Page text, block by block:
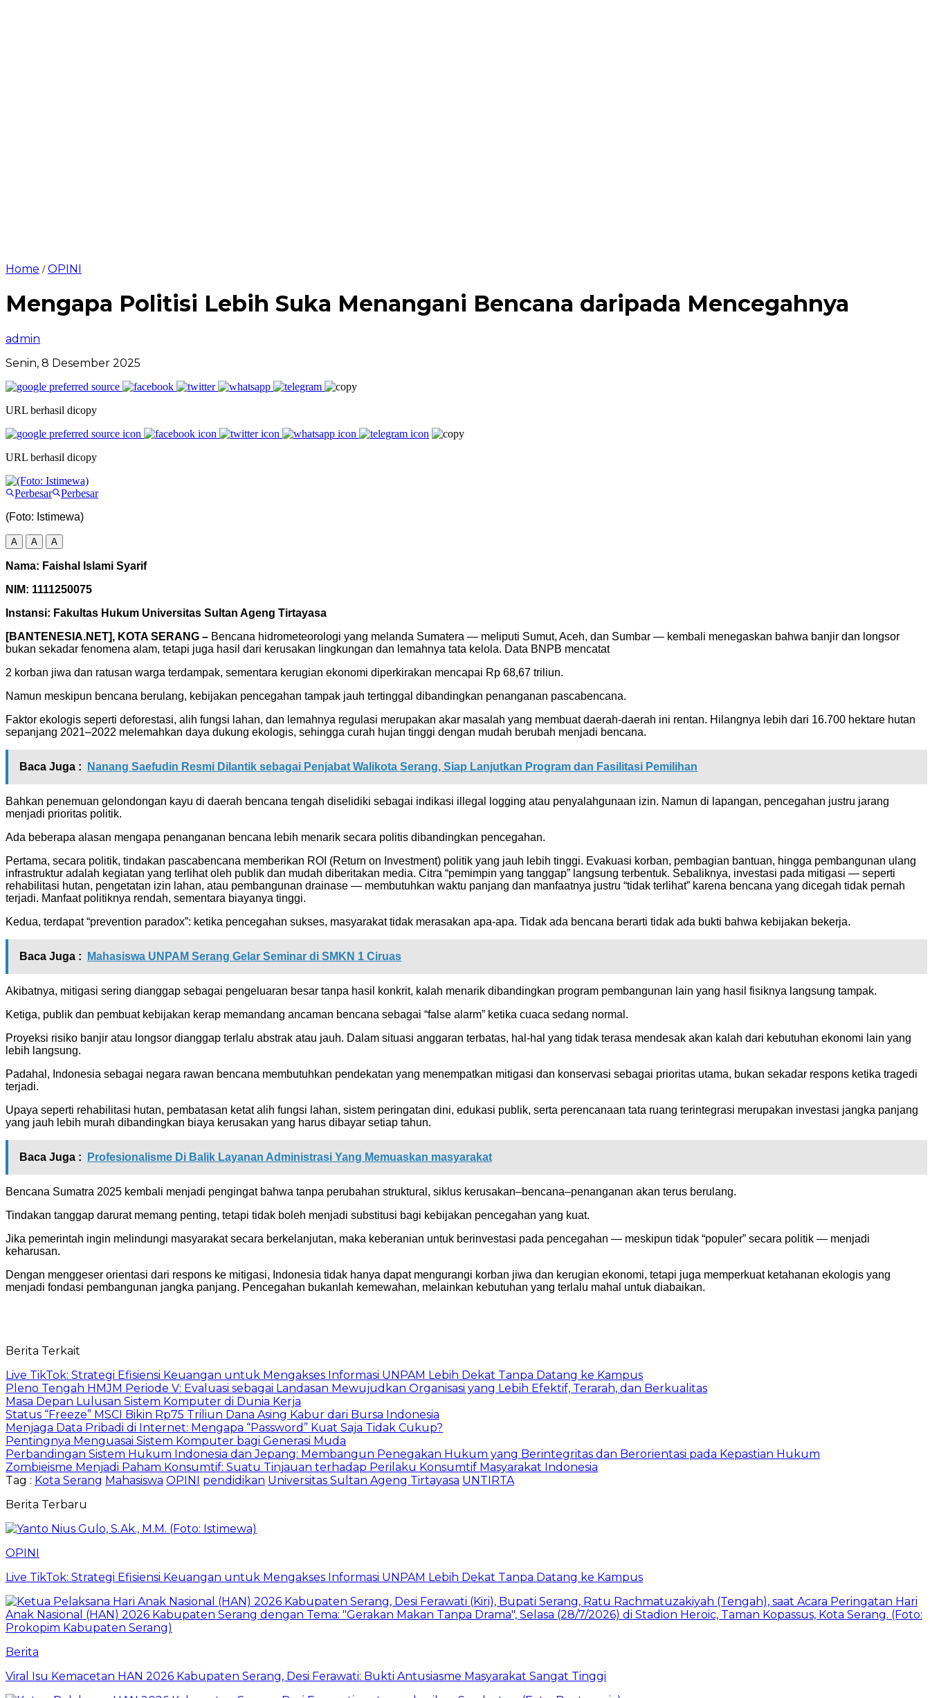
Home /OPINI
Mengapa Politisi Lebih Suka Menangani Bencana daripada Mencegahnya
admin
Senin, 8 Desember 2025
URL berhasil dicopy
URL berhasil dicopy
Perbesar
Perbesar
(Foto: Istimewa)
A A A
Nama: Faishal Islami Syarif
NIM: 1111250075
Instansi: Fakultas Hukum Universitas Sultan Ageng Tirtayasa
[BANTENESIA.NET], KOTA SERANG – Bencana hidrometeorologi yang melanda Sumatera — meliputi Sumut, Aceh, dan Sumbar — kembali menegaskan bahwa banjir dan longsor
bukan sekadar fenomena alam, tetapi juga hasil dari kerusakan lingkungan dan lemahnya tata kelola. Data BNPB mencatat
2 korban jiwa dan ratusan warga terdampak, sementara kerugian ekonomi diperkirakan mencapai Rp 68,67 triliun.
Namun meskipun bencana berulang, kebijakan pencegahan tampak jauh tertinggal dibandingkan penanganan pascabencana.
Faktor ekologis seperti deforestasi, alih fungsi lahan, dan lemahnya regulasi merupakan akar masalah yang membuat daerah-daerah ini rentan. Hilangnya lebih dari 16.700 hektare hutan
sepanjang 2021–2022 melemahkan daya dukung ekologis, sehingga curah hujan tinggi dengan mudah berubah menjadi bencana.
Baca Juga : Nanang Saefudin Resmi Dilantik sebagai Penjabat Walikota Serang, Siap Lanjutkan Program dan Fasilitasi Pemilihan
Bahkan penemuan gelondongan kayu di daerah bencana tengah diselidiki sebagai indikasi illegal logging atau penyalahgunaan izin. Namun di lapangan, pencegahan justru jarang
menjadi prioritas politik.
Ada beberapa alasan mengapa penanganan bencana lebih menarik secara politis dibandingkan pencegahan.
Pertama, secara politik, tindakan pascabencana memberikan ROI (Return on Investment) politik yang jauh lebih tinggi. Evakuasi korban, pembagian bantuan, hingga pembangunan ulang
infrastruktur adalah kegiatan yang terlihat oleh publik dan mudah diberitakan media. Citra “pemimpin yang tanggap” langsung terbentuk. Sebaliknya, investasi pada mitigasi — seperti
rehabilitasi hutan, pengetatan izin lahan, atau pembangunan drainase — membutuhkan waktu panjang dan manfaatnya justru “tidak terlihat” karena bencana yang dicegah tidak pernah
terjadi. Manfaat politiknya rendah, sementara biayanya tinggi.
Kedua, terdapat “prevention paradox”: ketika pencegahan sukses, masyarakat tidak merasakan apa-apa. Tidak ada bencana berarti tidak ada bukti bahwa kebijakan bekerja.
Baca Juga : Mahasiswa UNPAM Serang Gelar Seminar di SMKN 1 Ciruas
Akibatnya, mitigasi sering dianggap sebagai pengeluaran besar tanpa hasil konkrit, kalah menarik dibandingkan program pembangunan lain yang hasil fisiknya langsung tampak.
Ketiga, publik dan pembuat kebijakan kerap memandang ancaman bencana sebagai “false alarm” ketika cuaca sedang normal.
Proyeksi risiko banjir atau longsor dianggap terlalu abstrak atau jauh. Dalam situasi anggaran terbatas, hal-hal yang tidak terasa mendesak akan kalah dari kebutuhan ekonomi lain yang
lebih langsung.
Padahal, Indonesia sebagai negara rawan bencana membutuhkan pendekatan yang menempatkan mitigasi dan konservasi sebagai prioritas utama, bukan sekadar respons ketika tragedi
terjadi.
Upaya seperti rehabilitasi hutan, pembatasan ketat alih fungsi lahan, sistem peringatan dini, edukasi publik, serta perencanaan tata ruang terintegrasi merupakan investasi jangka panjang
yang jauh lebih murah dibandingkan biaya kerusakan yang harus dibayar setiap tahun.
Baca Juga : Profesionalisme Di Balik Layanan Administrasi Yang Memuaskan masyarakat
Bencana Sumatra 2025 kembali menjadi pengingat bahwa tanpa perubahan struktural, siklus kerusakan–bencana–penanganan akan terus berulang.
Tindakan tanggap darurat memang penting, tetapi tidak boleh menjadi substitusi bagi kebijakan pencegahan yang kuat.
Jika pemerintah ingin melindungi masyarakat secara berkelanjutan, maka keberanian untuk berinvestasi pada pencegahan — meskipun tidak “populer” secara politik — menjadi
keharusan.
Dengan menggeser orientasi dari respons ke mitigasi, Indonesia tidak hanya dapat mengurangi korban jiwa dan kerugian ekonomi, tetapi juga memperkuat ketahanan ekologis yang
menjadi fondasi pembangunan jangka panjang. Pencegahan bukanlah kemewahan, melainkan kebutuhan yang terlalu mahal untuk diabaikan.
Berita Terkait
Live TikTok: Strategi Efisiensi Keuangan untuk Mengakses Informasi UNPAM Lebih Dekat Tanpa Datang ke Kampus
Pleno Tengah HMJM Periode V: Evaluasi sebagai Landasan Mewujudkan Organisasi yang Lebih Efektif, Terarah, dan Berkualitas
Masa Depan Lulusan Sistem Komputer di Dunia Kerja
Status “Freeze” MSCI Bikin Rp75 Triliun Dana Asing Kabur dari Bursa Indonesia
Menjaga Data Pribadi di Internet: Mengapa “Password” Kuat Saja Tidak Cukup?
Pentingnya Menguasai Sistem Komputer bagi Generasi Muda
Perbandingan Sistem Hukum Indonesia dan Jepang: Membangun Penegakan Hukum yang Berintegritas dan Berorientasi pada Kepastian Hukum
Zombieisme Menjadi Paham Konsumtif: Suatu Tinjauan terhadap Perilaku Konsumtif Masyarakat Indonesia
Tag : Kota Serang Mahasiswa OPINI pendidikan Universitas Sultan Ageng Tirtayasa UNTIRTA
Berita Terbaru
OPINI
Live TikTok: Strategi Efisiensi Keuangan untuk Mengakses Informasi UNPAM Lebih Dekat Tanpa Datang ke Kampus
Berita
Viral Isu Kemacetan HAN 2026 Kabupaten Serang, Desi Ferawati: Bukti Antusiasme Masyarakat Sangat Tinggi